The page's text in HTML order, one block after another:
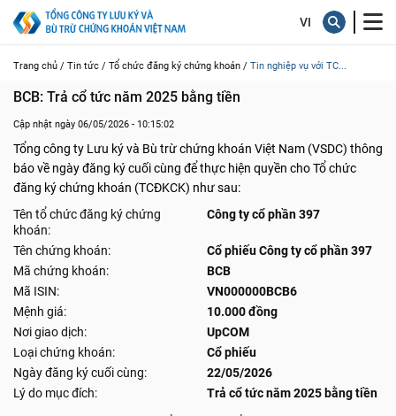
Trang chủ / Tin tức / Tổ chức đăng ký chứng khoán / Tin nghiệp vụ với TC...
BCB: Trả cổ tức năm 2025 bằng tiền
Cập nhật ngày 06/05/2026 - 10:15:02
Tổng công ty Lưu ký và Bù trừ chứng khoán Việt Nam (VSDC) thông
báo về ngày đăng ký cuối cùng để thực hiện quyền cho Tổ chức
đăng ký chứng khoán (TCĐKCK) như sau:
Tên tổ chức đăng ký chứng
khoán:
Công ty cổ phần 397
Tên chứng khoán:
Cổ phiếu Công ty cổ phần 397
Mã chứng khoán:
BCB
Mã ISIN:
VN000000BCB6
Mệnh giá:
10.000 đồng
Nơi giao dịch:
UpCOM
Loại chứng khoán:
Cổ phiếu
Ngày đăng ký cuối cùng:
22/05/2026
Lý do mục đích:
Trả cổ tức năm 2025 bằng tiền